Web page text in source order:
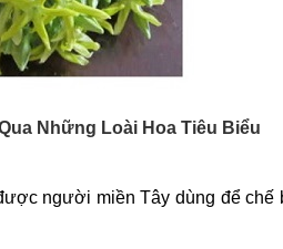
Những Loài Hoa Tiêu Biểu
người miền Tây dùng để chế